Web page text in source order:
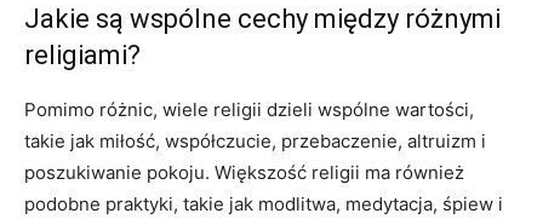
Jakie są wspólne cechy między różnymi
religiami?
Pomimo różnic, wiele religii dzieli wspólne wartości,
takie jak miłość, współczucie, przebaczenie, altruizm i
poszukiwanie pokoju. Większość religii ma również
podobne praktyki, takie jak modlitwa, medytacja, śpiew i